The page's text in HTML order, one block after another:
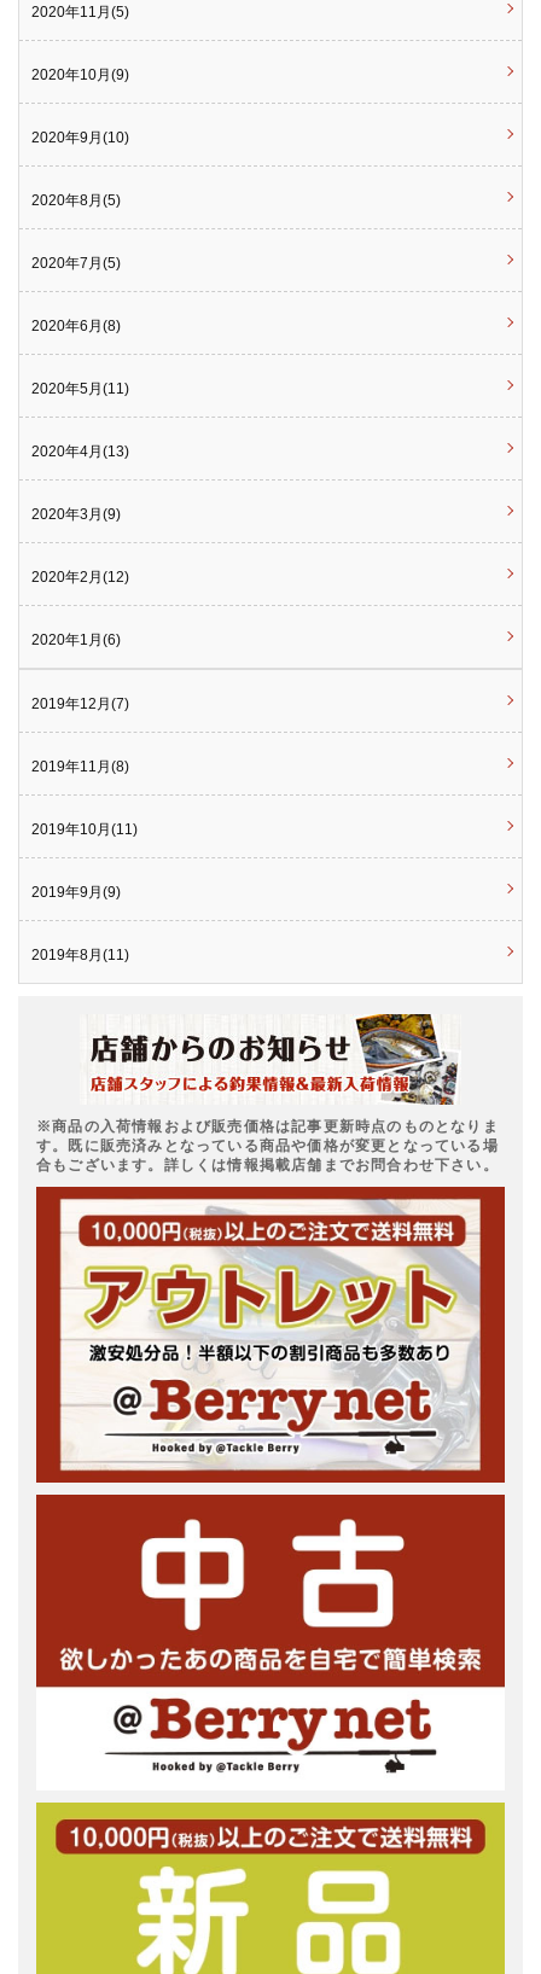
2020年11月(5)
2020年10月(9)
2020年9月(10)
2020年8月(5)
2020年7月(5)
2020年6月(8)
2020年5月(11)
2020年4月(13)
2020年3月(9)
2020年2月(12)
2020年1月(6)
2019年12月(7)
2019年11月(8)
2019年10月(11)
2019年9月(9)
2019年8月(11)
※商品の入荷情報および販売価格は記事更新時点のものとなりま
す。既に販売済みとなっている商品や価格が変更となっている場
合もございます。詳しくは情報掲載店舗までお問合わせ下さい。